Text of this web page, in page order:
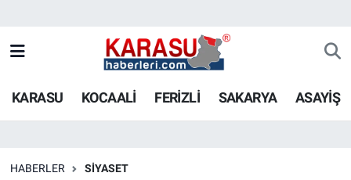
KARASU KOCAALİ FERİZLİ SAKARYA ASAYİŞ
HABERLER SİYASET